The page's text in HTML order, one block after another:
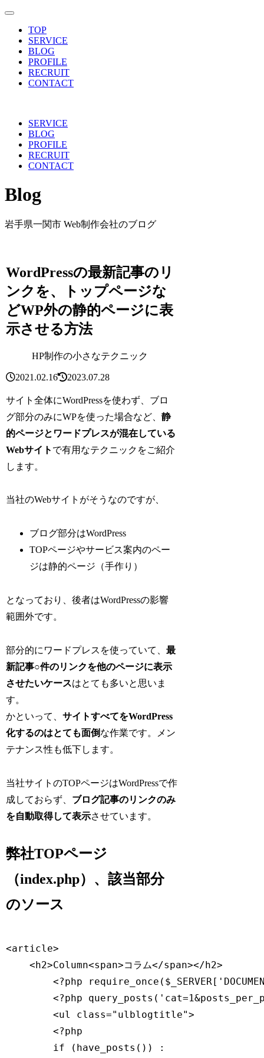
toggle navigation
TOP
SERVICE
BLOG
PROFILE
RECRUIT
CONTACT
SERVICE
BLOG
PROFILE
RECRUIT
CONTACT
Blog
岩手県一関市 Web制作会社のブログ
WordPressの最新記事のリ
ンクを、トップページな
どWP外の静的ページに表
示させる方法
HP制作の小さなテクニック
2021.02.16 2023.07.28
サイト全体にWordPressを使わず、ブロ
グ部分のみにWPを使った場合など、静
的ページとワードプレスが混在している
Webサイト で有用なテクニックをご紹介
します。
当社のWebサイトがそうなのですが、
ブログ部分はWordPress
TOPページやサービス案内のペー
ジは静的ページ（手作り）
となっており、後者はWordPressの影響
範囲外です。
部分的にワードプレスを使っていて、最
新記事○件のリンクを他のページに表示
させたいケースはとても多いと思いま
す。
かといって、サイトすべてをWordPress
化するのはとても面倒な作業です。メン
テナンス性も低下します。
当社サイトのTOPページはWordPressで作
成しておらず、 ブログ記事のリンクのみ
を自動取得して表示させています。
弊社TOPページ
（index.php）、該当部分
のソース
<article>
    <h2>Column<span>コラム</span></h2>
<?php
<?php
        <ul class="ulblogtitle">
        <?php
        if (have_posts()) :